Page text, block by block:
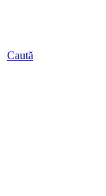
Caută